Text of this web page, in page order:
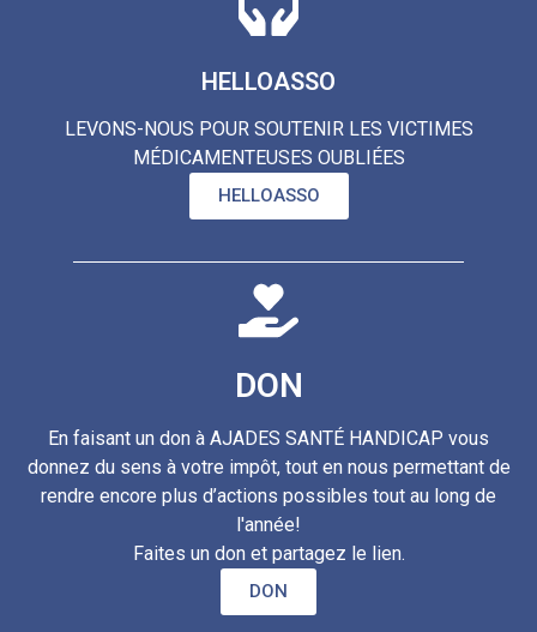
HELLOASSO
LEVONS-NOUS POUR SOUTENIR LES VICTIMES
MÉDICAMENTEUSES OUBLIÉES
HELLOASSO
DON
En faisant un don à AJADES SANTÉ HANDICAP vous
donnez du sens à votre impôt, tout en nous permettant de
rendre encore plus d’actions possibles tout au long de
l'année!
Faites un don et partagez le lien.
DON